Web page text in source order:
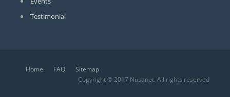
Testimonial
Home FAQ
Sitemap
Copyright © 2017 Nusanet. All rights reserved